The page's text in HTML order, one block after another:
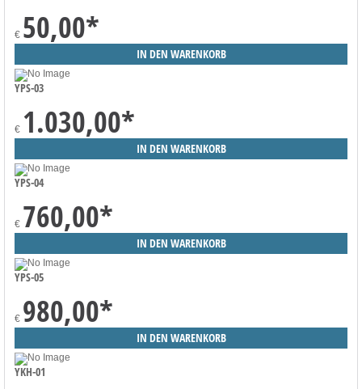
€ 50,00*
YPS-03
€ 1.030,00*
YPS-04
€ 760,00*
YPS-05
€ 980,00*
YKH-01